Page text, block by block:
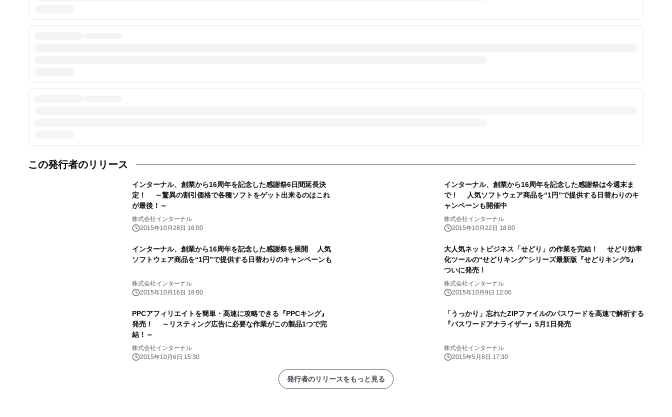
この発行者のリリース
インターナル、創業から16周年を記念した感謝祭6日間延長決
定！ ～驚異の割引価格で各種ソフトをゲット出来るのはこれ
が最後！～
株式会社インターナル
2015年10月28日 16:00
インターナル、創業から16周年を記念した感謝祭は今週末ま
で！ 人気ソフトウェア商品を“1円”で提供する日替わりのキ
ャンペーンも開催中
株式会社インターナル
2015年10月22日 18:00
インターナル、創業から16周年を記念した感謝祭を展開 人気
ソフトウェア商品を“1円”で提供する日替わりのキャンペーンも
株式会社インターナル
2015年10月16日 18:00
大人気ネットビジネス「せどり」の作業を完結！ せどり効率
化ツールの“せどりキング”シリーズ最新版『せどりキング5』
ついに発売！
株式会社インターナル
2015年10月9日 12:00
PPCアフィリエイトを簡単・高速に攻略できる『PPCキング』
発売！ ～リスティング広告に必要な作業がこの製品1つで完
結！～
株式会社インターナル
2015年10月6日 15:30
「うっかり」忘れたZIPファイルのパスワードを高速で解析する
『パスワードアナライザー』5月1日発売
株式会社インターナル
2015年5月8日 17:30
発行者のリリースをもっと見る